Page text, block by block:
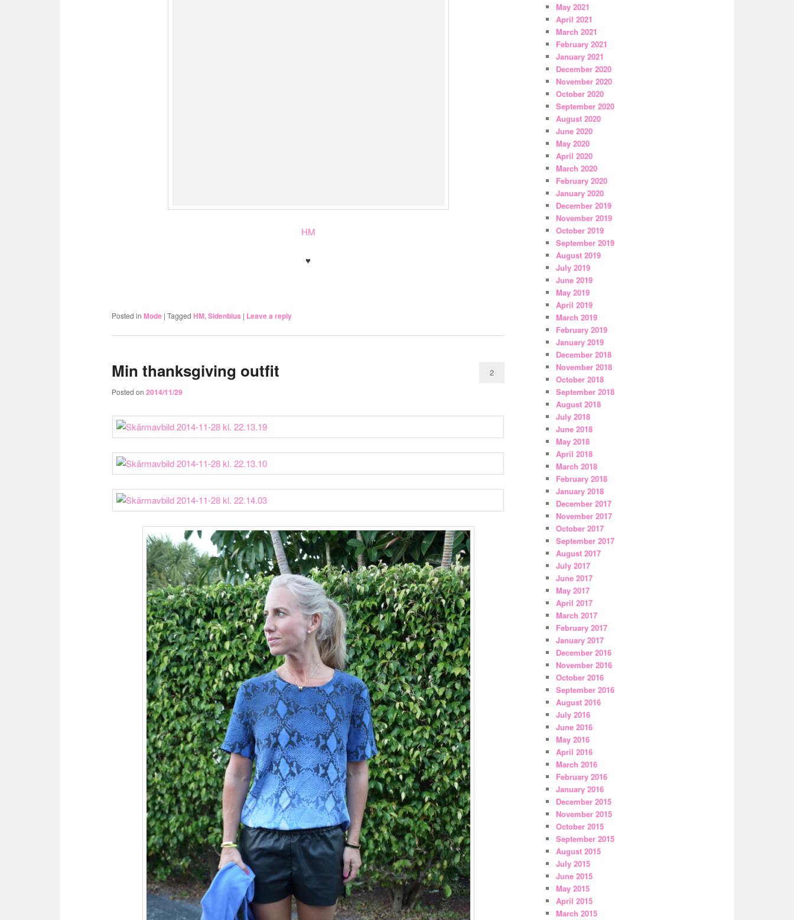
HM
♥
Posted in Mode | Tagged HM, Sidenblus | Leave a reply
Min thanksgiving outfit
Posted on 2014/11/29
2
May 2021
April 2021
March 2021
February 2021
January 2021
December 2020
November 2020
October 2020
September 2020
August 2020
June 2020
May 2020
April 2020
March 2020
February 2020
January 2020
December 2019
November 2019
October 2019
September 2019
August 2019
July 2019
June 2019
May 2019
April 2019
March 2019
February 2019
January 2019
December 2018
November 2018
October 2018
September 2018
August 2018
July 2018
June 2018
May 2018
April 2018
March 2018
February 2018
January 2018
December 2017
November 2017
October 2017
September 2017
August 2017
July 2017
June 2017
May 2017
April 2017
March 2017
February 2017
January 2017
December 2016
November 2016
October 2016
September 2016
August 2016
July 2016
June 2016
May 2016
April 2016
March 2016
February 2016
January 2016
December 2015
November 2015
October 2015
September 2015
August 2015
July 2015
June 2015
May 2015
April 2015
March 2015